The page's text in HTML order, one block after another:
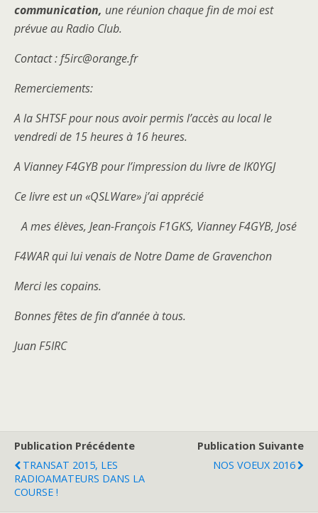
communication, une réunion chaque fin de moi est
prévue au Radio Club.
Contact : f5irc@orange.fr
Remerciements:
A la SHTSF pour nous avoir permis l’accès au local le
vendredi de 15 heures à 16 heures.
A Vianney F4GYB pour l’impression du livre de IK0YGJ
Ce livre est un «QSLWare» j’ai apprécié
A mes élèves, Jean-François F1GKS, Vianney F4GYB, José
F4WAR qui lui venais de Notre Dame de Gravenchon
Merci les copains.
Bonnes fêtes de fin d’année à tous.
Juan F5IRC
Publication Précédente
TRANSAT 2015, LES
RADIOAMATEURS DANS LA
COURSE !
Publication Suivante
NOS VOEUX 2016